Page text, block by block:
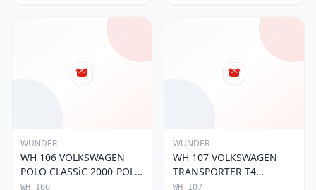
WUNDER
WH 106 VOLKSWAGEN
POLO CLASSiC 2000-POLO
III 1.9 6K0 129 620 B Hava
WH 106
WUNDER
WH 107 VOLKSWAGEN
TRANSPORTER T4
(SÜNGERLi) 074 129 620
WH 107